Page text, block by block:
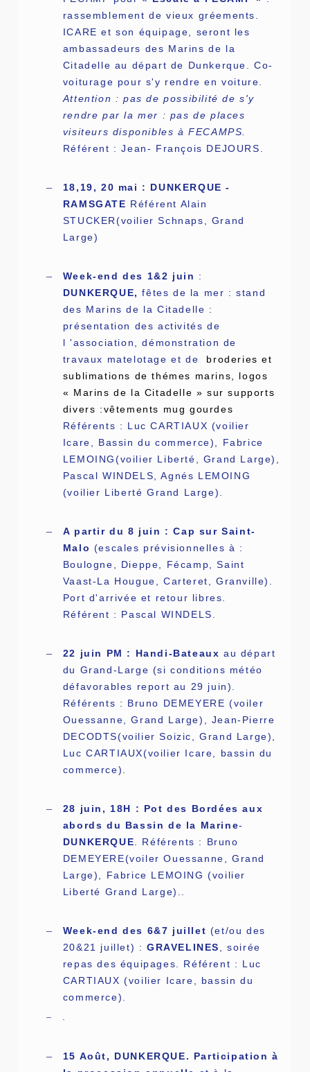
rassemblement de vieux gréements.
ICARE et son équipage, seront les
ambassadeurs des Marins de la
Citadelle au départ de Dunkerque. Co-
voiturage pour s'y rendre en voiture.
Attention : pas de possibilité de s'y
rendre par la mer : pas de places
visiteurs disponibles à FECAMPS.
Référent : Jean- François DEJOURS.
–
18,19, 20 mai : DUNKERQUE -
RAMSGATE Référent Alain
STUCKER(voilier Schnaps, Grand
Large)
– Week-end des 1&2 juin :
DUNKERQUE, fêtes de la mer : stand
des Marins de la Citadelle :
présentation des activités de
l 'association, démonstration de
travaux matelotage et de
broderies et
sublimations de thémes marins, logos
« Marins de la Citadelle » sur supports
divers :vêtements mug gourdes
Référents : Luc CARTIAUX (voilier
Icare, Bassin du commerce), Fabrice
LEMOING(voilier Liberté, Grand Large),
Pascal WINDELS, Agnés LEMOING
(voilier Liberté Grand Large).
–
A partir du 8 juin : Cap sur Saint-
Malo (escales prévisionnelles à :
Boulogne, Dieppe, Fécamp, Saint
Vaast-La Hougue, Carteret, Granville).
Port d'arrivée et retour libres.
Référent : Pascal WINDELS.
– 22 juin PM : Handi-Bateaux au départ
du Grand-Large (si conditions météo
défavorables report au 29 juin).
Référents : Bruno DEMEYERE (voiler
Ouessanne, Grand Large), Jean-Pierre
DECODTS(voilier Soizic, Grand Large),
Luc CARTIAUX(voilier Icare, bassin du
commerce).
–
28 juin, 18H : Pot des Bordées aux
abords du Bassin de la Marine-
DUNKERQUE . Référents : Bruno
DEMEYERE(voiler Ouessanne, Grand
Large), Fabrice LEMOING (voilier
Liberté Grand Large)..
– Week-end des 6&7 juillet (et/ou des
20&21 juillet) : GRAVELINES
, soirée
repas des équipages. Référent : Luc
CARTIAUX (voilier Icare, bassin du
commerce).
–
–
15 Août, DUNKERQUE. Participation à